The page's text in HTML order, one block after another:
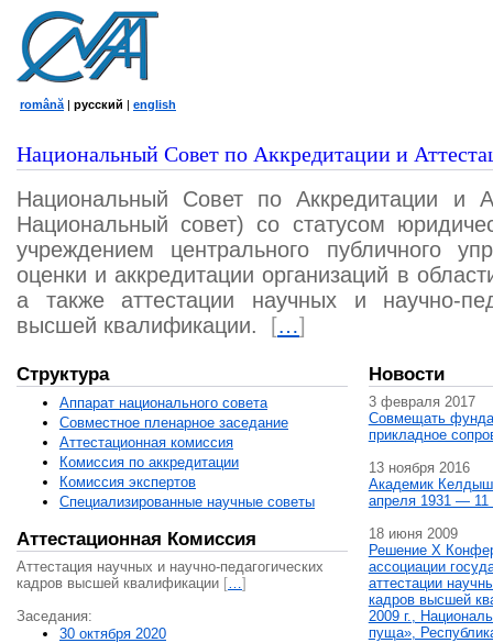
română | русский | english
Национальный Совет по Аккредитации и
Национальный Совет по Аккредитации и
Национальный совет) со статусом
учреждением центрального публичного
оценки и аккредитации организаций в
а также аттестации научных и научно-
высшей квалификации.
[…]
Структура
Аппарат национального совета
Совместное пленарное заседание
Аттестационная комисcия
Комиссия по аккредитации
Комиссия экспертов
Специализированные научные советы
Аттестационная Комиссия
Аттестация научных и научно-педагогических
кадров высшей квалификации […]
Заседания:
30 октября 2020
Новости
3 февраля 2017
Совмещать
прикладное
13 ноября 2016
Академик
апреля 1931 — 11
18 июня 2009
Решение X
ассоциации
аттестации
кадров высшей
2009 г.,
пуща»,